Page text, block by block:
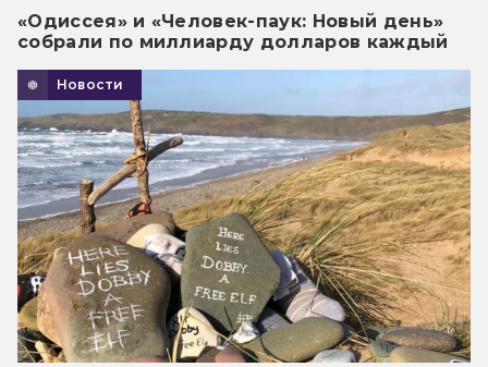
«Одиссея» и «Человек-паук: Новый день»
собрали по миллиарду долларов каждый
Новости